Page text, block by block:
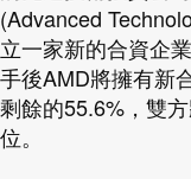
(Advanced
立一家新的合資企
手後AMD將擁有新
剩餘的55.6%，雙
位。